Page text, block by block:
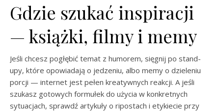
Gdzie szukać inspiracji
— książki, filmy i memy
Jeśli chcesz pogłębić temat z humorem, sięgnij po stand-
upy, które opowiadają o jedzeniu, albo memy o dzieleniu
porcji — internet jest pełen kreatywnych reakcji. A jeśli
szukasz gotowych formułek do użycia w konkretnych
sytuacjach, sprawdź artykuły o ripostach i etykiecie przy